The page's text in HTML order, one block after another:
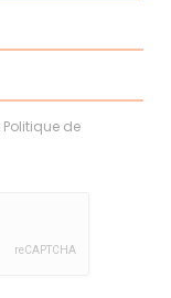
Politique de